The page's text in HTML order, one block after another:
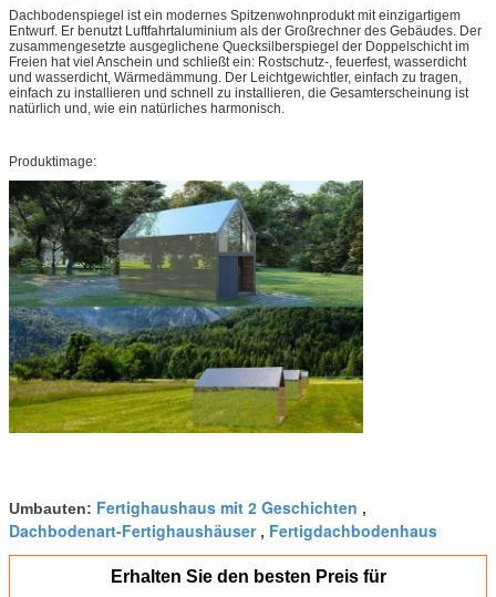
Dachbodenspiegel ist ein modernes Spitzenwohnprodukt mit einzigartigem
Entwurf. Er benutzt Luftfahrtaluminium als der Großrechner des Gebäudes. Der
zusammengesetzte ausgeglichene Quecksilberspiegel der Doppelschicht im
Freien hat viel Anschein und schließt ein: Rostschutz-, feuerfest, wasserdicht
und wasserdicht, Wärmedämmung. Der Leichtgewichtler, einfach zu tragen,
einfach zu installieren und schnell zu installieren, die Gesamterscheinung ist
natürlich und, wie ein natürliches harmonisch.
Produktimage:
Umbauten: Fertighaushaus mit 2 Geschichten ,
Dachbodenart-Fertighaushäuser, Fertigdachbodenhaus
Erhalten Sie den besten Preis für